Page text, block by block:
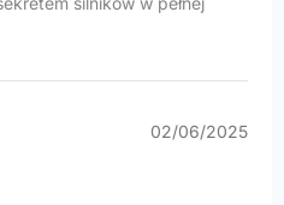
02/06/2025